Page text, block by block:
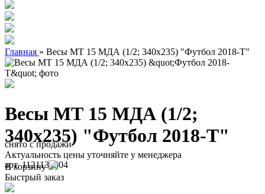
Главная » Весы МТ 15 МДА (1/2; 340x235) "Футбол 2018-Т"
Весы МТ 15 МДА (1/2;
340x235) "Футбол 2018-Т"
арт. 1121130004
снято с продажи
Актуальность цены уточняйте у менеджера
В корзину
Быстрый заказ